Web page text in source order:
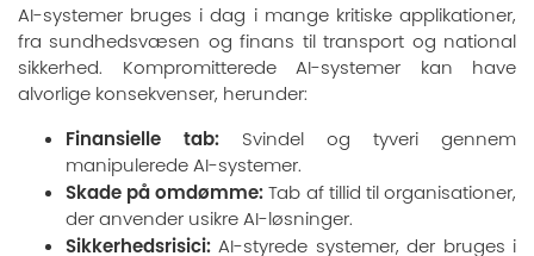
AI-systemer bruges i dag i mange kritiske applikationer,
fra sundhedsvæsen og finans til transport og national
sikkerhed. Kompromitterede AI-systemer kan have
alvorlige konsekvenser, herunder:
Finansielle tab: Svindel og tyveri gennem
manipulerede AI-systemer.
Skade på omdømme:Tab af tillid til organisationer,
der anvender usikre AI-løsninger.
Sikkerhedsrisici: AI-styrede systemer, der bruges i